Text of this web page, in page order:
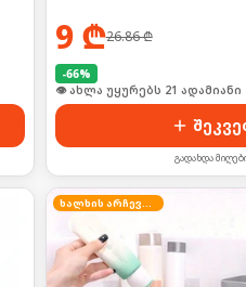
9₾26.86₾
-66%
🛒 ბოლო 24სთ-ში იყიდა 27-მა
გადახდა
ხალხის არჩევანი